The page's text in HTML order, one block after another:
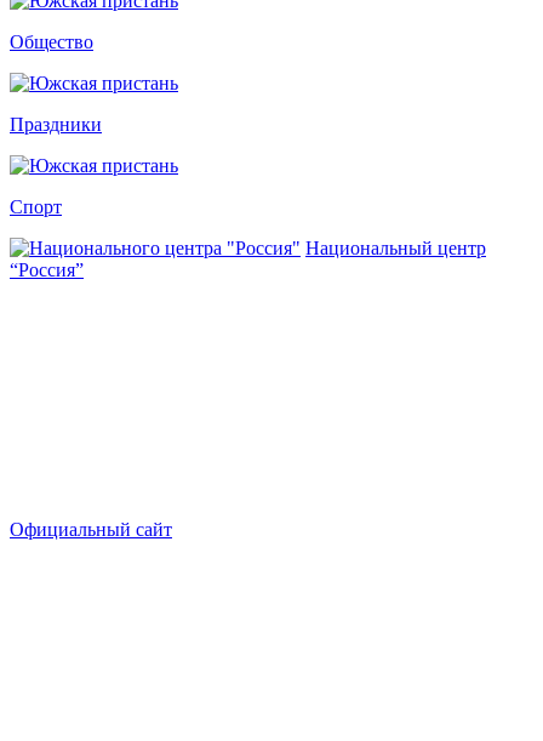
Общество
Праздники
Спорт
Национальный центр
“Россия”
Официальный сайт